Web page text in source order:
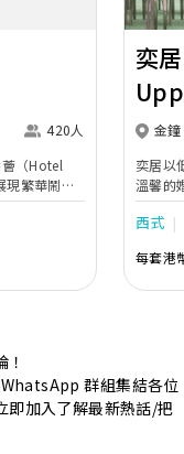
420人
（Hotel
現繁華鬧巿
選。專業團
完美，保證
宴會
並採用極富
神韻。不論
別日子，令
奕居
金鐘
奕居以
溫馨的
團隊會
西式
每套港
群組集結各位
即加入了解最新熱話/把